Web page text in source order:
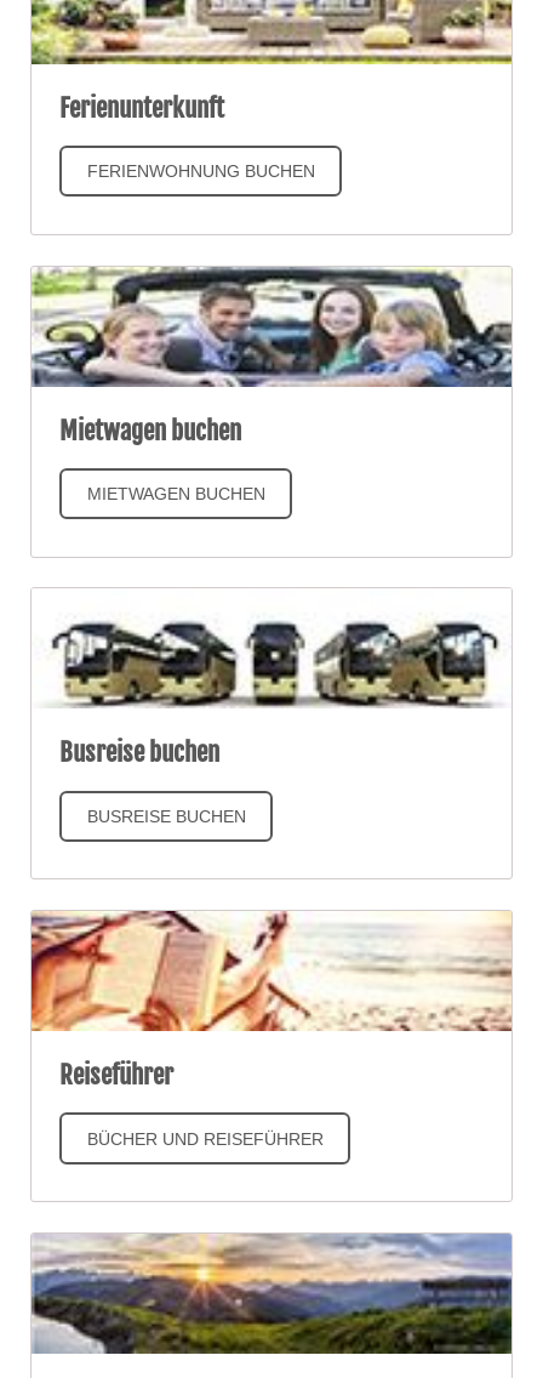
Ferienunterkunft
FERIENWOHNUNG BUCHEN
Mietwagen buchen
MIETWAGEN BUCHEN
Busreise buchen
BUSREISE BUCHEN
Reiseführer
BÜCHER UND REISEFÜHRER